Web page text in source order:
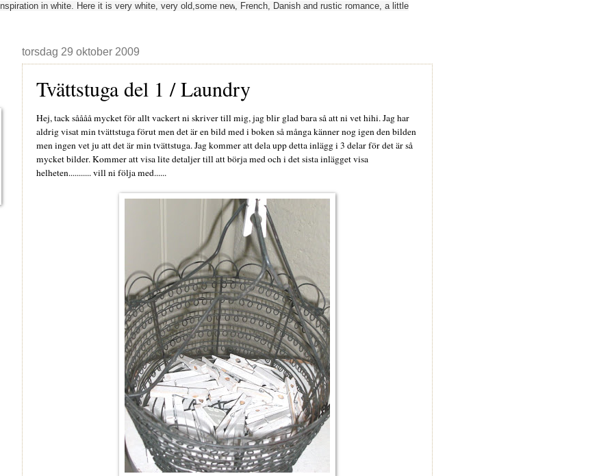
in white. Here it is very white, very old,some new, French, Danish and rustic romance, a little
torsdag 29 oktober 2009
Tvättstuga del 1 / Laundry
Hej, tack såååå mycket för allt vackert ni skriver till mig, jag blir glad bara så att ni vet hihi. Jag har
aldrig visat min tvättstuga förut men det är en bild med i boken så många känner nog igen den bilden
men ingen vet ju att det är min tvättstuga. Jag kommer att dela upp detta inlägg i 3 delar för det är så
mycket bilder. Kommer att visa lite detaljer till att börja med och i det sista inlägget visa
helheten........... vill ni följa med......